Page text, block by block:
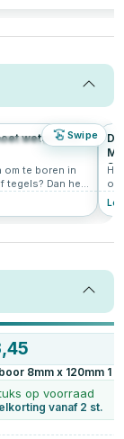
Swipe
482 4.7
weten over
om te boren in
tegels? Dan heb
nodig.
het-zelver:
8mm x 120mm 1
op voorraad
vanaf 2 st.